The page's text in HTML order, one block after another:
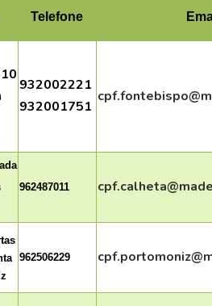
Telefone
932002221
932001751
962487011
962506229